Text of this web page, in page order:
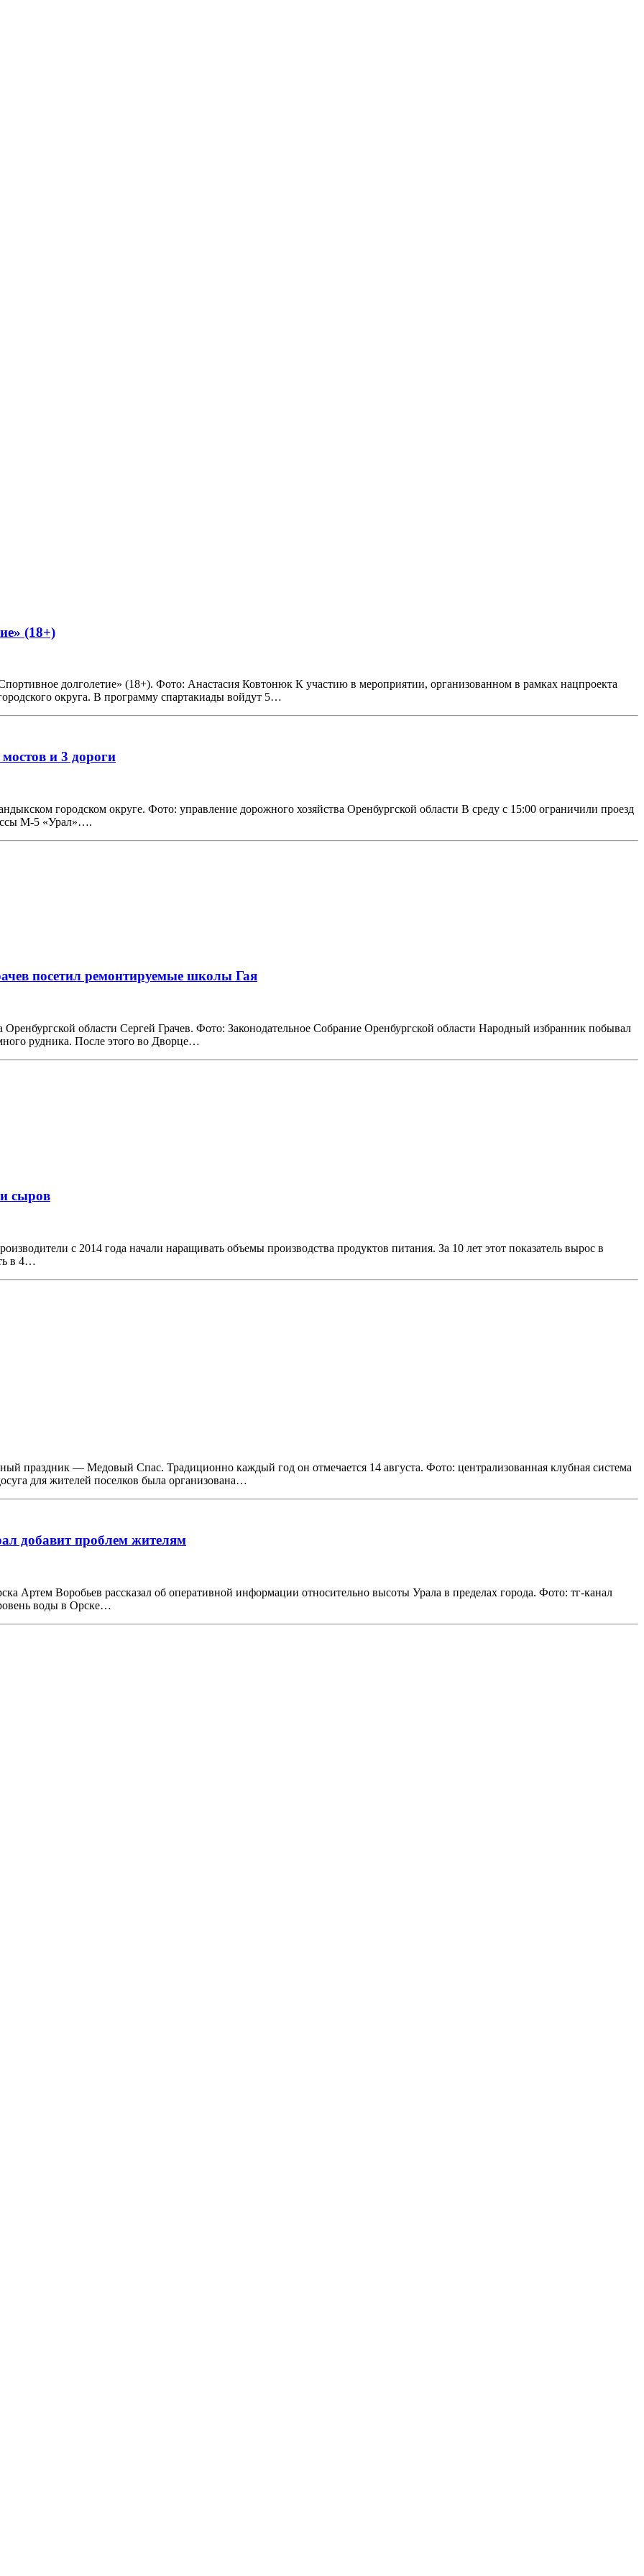
(18+)
долголетие» (18+). Фото: Анастасия Ковтонюк К участию в мероприятии, организованном в рамках нацпроекта
округа. В программу спартакиады войдут 5…
и 3 дороги
городском округе. Фото: управление дорожного хозяйства Оренбургской области В среду с 15:00 ограничили проезд
М-5 «Урал»….
посетил ремонтируемые школы Гая
Оренбургской области Сергей Грачев. Фото: Законодательное Собрание Оренбургской области Народный избранник побывал
рудника. После этого во Дворце…
сыров
с 2014 года начали наращивать объемы производства продуктов питания. За 10 лет этот показатель вырос в
в 4…
праздник — Медовый Спас. Традиционно каждый год он отмечается 14 августа. Фото: централизованная клубная система
для жителей поселков была организована…
добавит проблем жителям
Артем Воробьев рассказал об оперативной информации относительно высоты Урала в пределах города. Фото: тг-канал
воды в Орске…